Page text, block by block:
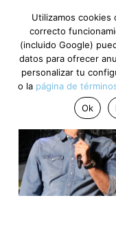
Utilizamos cookies
correcto
(incluido Google)
datos para ofrecer
personalizar tu
o la página de
Ok